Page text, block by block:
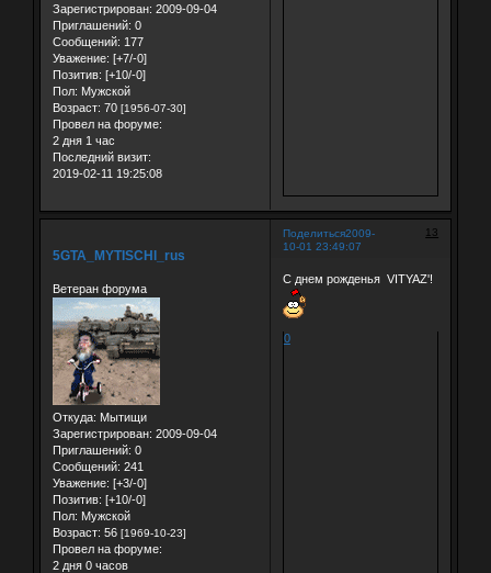
Зарегистрирован: 2009-09-04
Приглашений: 0
Сообщений: 177
Уважение: [+7/-0]
Позитив: [+10/-0]
Пол: Мужской
Возраст: 70 [1956-07-30]
Провел на форуме:
2 дня 1 час
Последний визит:
2019-02-11 19:25:08
Поделиться 13
2009-
10-01 23:49:07
5GTA_MYTISCHI_rus
Ветеран форума
Откуда: Мытищи
Зарегистрирован: 2009-09-04
Приглашений: 0
Сообщений: 241
Уважение: [+3/-0]
Позитив: [+10/-0]
Пол: Мужской
Возраст: 56 [1969-10-23]
Провел на форуме:
2 дня 0 часов
С днем рожденья VITYAZ'!
0